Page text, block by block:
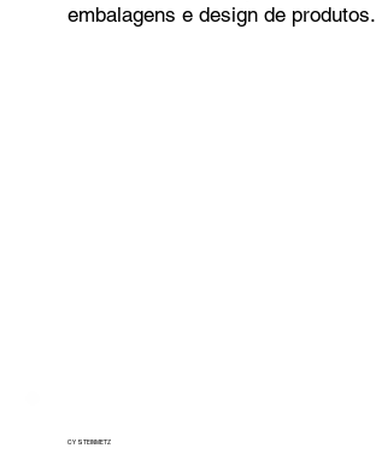
embalagens e design de produtos.
CY STEINMETZ